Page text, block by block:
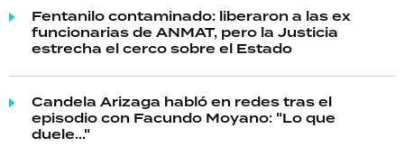
Fentanilo contaminado: liberaron a las ex
funcionarias de ANMAT, pero la Justicia
estrecha el cerco sobre el Estado
Candela Arizaga habló en redes tras el
episodio con Facundo Moyano: "Lo que
duele..."